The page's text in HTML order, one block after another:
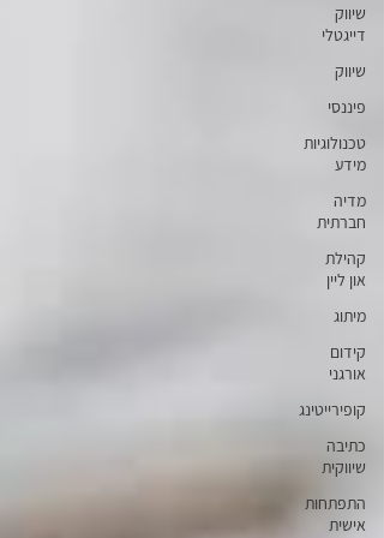
שיווק
דייגטלי
שיווק
פיננסי
טכנולוגיות
מידע
מדיה
חברתית
קהילת
און ליין
מיתוג
קידום
אורגני
קופירייטינג
כתיבה
שיווקית
התפתחות
אישית